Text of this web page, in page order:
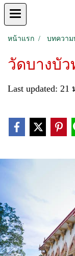
หน้าแรก บทความ
วัดบางบัว
Last updated: 21